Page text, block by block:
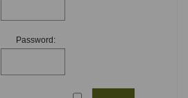
Password: